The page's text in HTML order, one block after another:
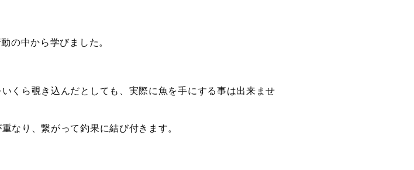
の中から学びました。
くら覗き込んだとしても、実際に魚を手にする事は出来ませ
なり、繋がって釣果に結び付きます。